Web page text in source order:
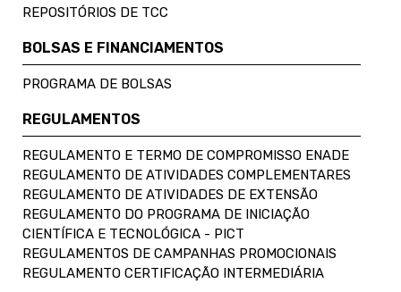
REPOSITÓRIOS DE TCC
BOLSAS E FINANCIAMENTOS
PROGRAMA DE BOLSAS
REGULAMENTOS
REGULAMENTO E TERMO DE COMPROMISSO ENADE
REGULAMENTO DE ATIVIDADES COMPLEMENTARES
REGULAMENTO DE ATIVIDADES DE EXTENSÃO
REGULAMENTO DO PROGRAMA DE INICIAÇÃO
CIENTÍFICA E TECNOLÓGICA - PICT
REGULAMENTOS DE CAMPANHAS PROMOCIONAIS
REGULAMENTO CERTIFICAÇÃO INTERMEDIÁRIA